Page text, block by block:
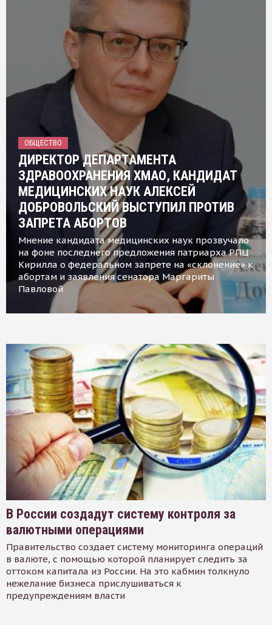
ОБЩЕСТВО
ДИРЕКТОР ДЕПАРТАМЕНТА
ЗДРАВООХРАНЕНИЯ ХМАО, КАНДИДАТ
МЕДИЦИНСКИХ НАУК АЛЕКСЕЙ
ДОБРОВОЛЬСКИЙ ВЫСТУПИЛ ПРОТИВ
ЗАПРЕТА АБОРТОВ
Мнение кандидата медицинских наук прозвучало
на фоне последнего предложения патриарха РПЦ
Кирилла о федеральном запрете на «склонение» к
абортам и заявления сенатора Маргариты
Павловой
В России создадут систему контроля за
валютными операциями
Правительство создает систему мониторинга операций
в валюте, с помощью которой планирует следить за
оттоком капитала из России. На это кабмин толкнуло
нежелание бизнеса прислушиваться к
предупреждениям власти